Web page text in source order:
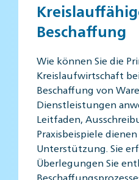
Beschaffung
Wie können Sie die
Kreislaufwirtschaft
Beschaffung von
Dienstleistungen
Leitfaden,
Praxisbeispiele
Unterstützung. Sie
Überlegungen Sie